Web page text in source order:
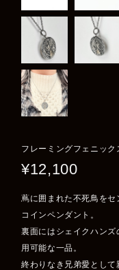
フレーミングフェニック
¥12,100
蔦に囲まれた不死鳥を
コインペンダント。
裏面にはシェイクハン
用可能な一品。
終わりなき兄弟愛とし